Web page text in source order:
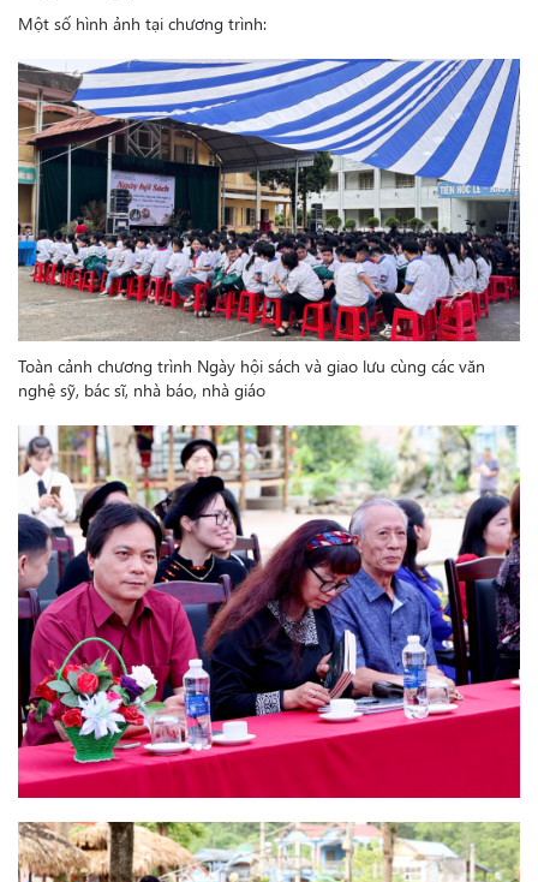
Một số hình ảnh tại chương trình:
Toàn cảnh chương trình Ngày hội sách và giao lưu cùng các văn
nghệ sỹ, bác sĩ, nhà báo, nhà giáo